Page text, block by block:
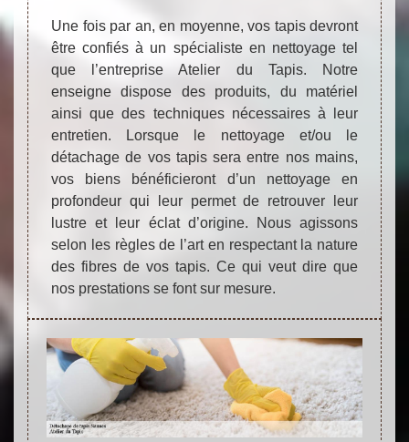
Une fois par an, en moyenne, vos tapis devront
être confiés à un spécialiste en nettoyage tel
que l’entreprise Atelier du Tapis. Notre
enseigne dispose des produits, du matériel
ainsi que des techniques nécessaires à leur
entretien. Lorsque le nettoyage et/ou le
détachage de vos tapis sera entre nos mains,
vos biens bénéficieront d’un nettoyage en
profondeur qui leur permet de retrouver leur
lustre et leur éclat d’origine. Nous agissons
selon les règles de l’art en respectant la nature
des fibres de vos tapis. Ce qui veut dire que
nos prestations se font sur mesure.